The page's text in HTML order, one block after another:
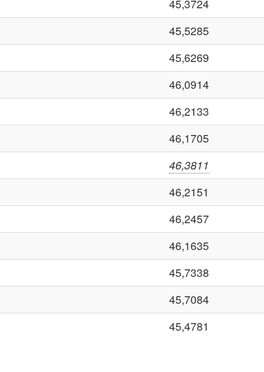
45,3724
45,5285
45,6269
46,0914
46,2133
46,1705
46,3811
46,2151
46,2457
46,1635
45,7338
45,7084
45,4781